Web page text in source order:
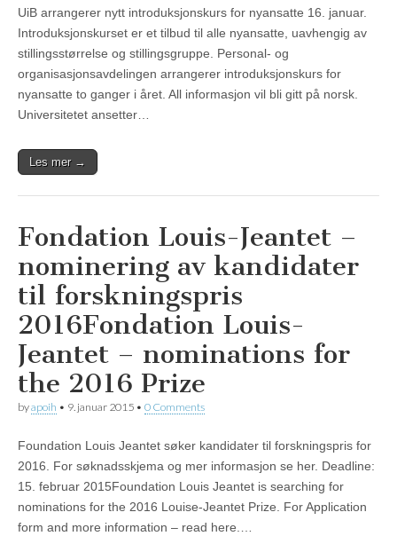
UiB arrangerer nytt introduksjonskurs for nyansatte 16. januar.
Introduksjonskurset er et tilbud til alle nyansatte, uavhengig av
stillingsstørrelse og stillingsgruppe. Personal- og
organisasjonsavdelingen arrangerer introduksjonskurs for
nyansatte to ganger i året. All informasjon vil bli gitt på norsk.
Universitetet ansetter…
Les mer →
Fondation Louis-Jeantet –
nominering av kandidater
til forskningspris
2016Fondation Louis-
Jeantet – nominations for
the 2016 Prize
byapoih • 9. januar 2015 • 0 Comments
Foundation Louis Jeantet søker kandidater til forskningspris for
2016. For søknadsskjema og mer informasjon se her. Deadline:
15. februar 2015Foundation Louis Jeantet is searching for
nominations for the 2016 Louise-Jeantet Prize. For Application
form and more information – read here.…